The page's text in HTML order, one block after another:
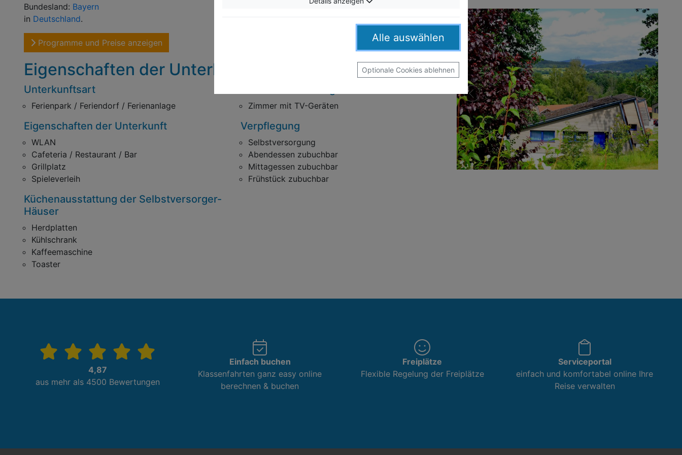
Bundesland: Bayern
in Deutschland.
Programme und Preise anzeigen
Eigenschaften der Unterkunft
Unterkunftsart
Ferienpark / Feriendorf / Ferienanlage
Eigenschaften der Unterkunft
WLAN
Cafeteria / Restaurant / Bar
Grillplatz
Spieleverleih
Küchenausstattung der Selbstversorger-
Häuser
Herdplatten
Kühlschrank
Kaffeemaschine
Toaster
Zimmer mit TV-Geräten
Verpflegung
Selbstversorgung
Abendessen zubuchbar
Mittagessen zubuchbar
Frühstück zubuchbar
zurück weiter
4,87
aus mehr als 4500 Bewertungen
Einfach buchen
Klassenfahrten ganz easy online
berechnen & buchen
Freiplätze
Flexible Regelung der Freiplätze
Serviceportal
einfach und komfortabel online Ihre
Reise verwalten
Alle auswählen
Optionale Cookies ablehnen